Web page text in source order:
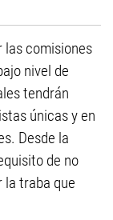
las comisiones
nivel de
tendrán
únicas y en
Desde la
de no
la traba que